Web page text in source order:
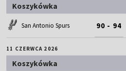
Koszykówka
San Antonio Spurs 90 - 94
11 CZERWCA 2026
Koszykówka